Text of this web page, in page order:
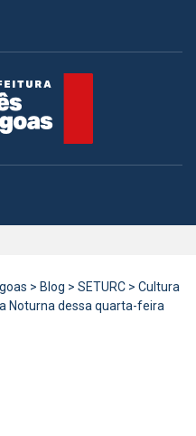
> Blog > SETURC > Cultura
Noturna dessa quarta-feira